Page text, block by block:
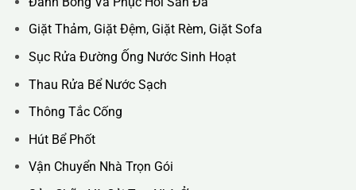
Trụ Sở Chính :36C Ngõ 89 Lê Đức Thọ - Phường Từ Liêm -
TP Hà Nội
Hotline : 0388.444.445